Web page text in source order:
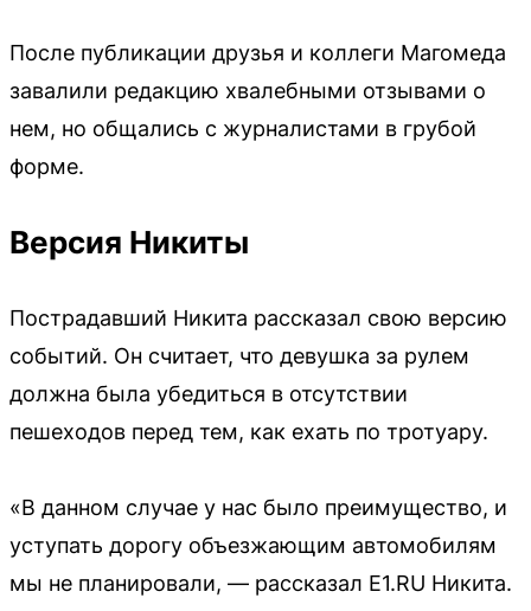
После публикации друзья и коллеги Магомеда
завалили редакцию хвалебными отзывами о
нем, но общались с журналистами в грубой
форме.
Версия Никиты
Пострадавший Никита рассказал свою версию
событий. Он считает, что девушка за рулем
должна была убедиться в отсутствии
пешеходов перед тем, как ехать по тротуару.
«В данном случае у нас было преимущество, и
уступать дорогу объезжающим автомобилям
мы не планировали, — рассказал E1.RU Никита.